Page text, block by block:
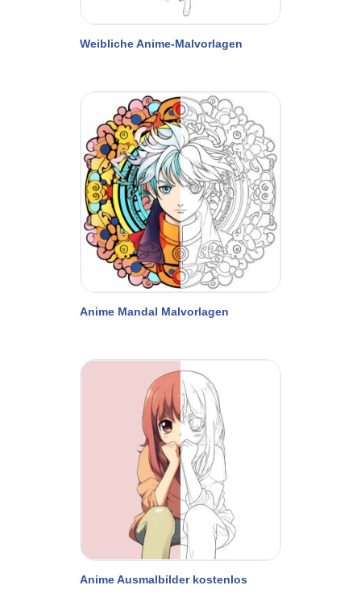
Weibliche Anime-Malvorlagen
Anime Mandal Malvorlagen
Anime Ausmalbilder kostenlos